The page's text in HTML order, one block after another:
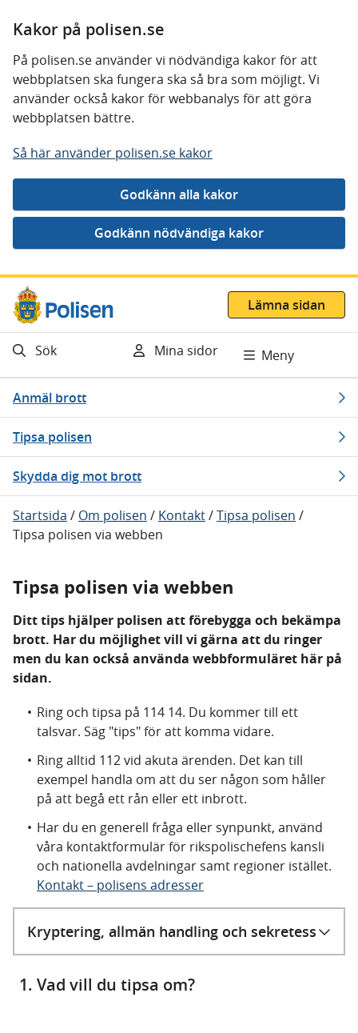
Kakor på polisen.se
På polisen.se använder vi nödvändiga kakor för att
webbplatsen ska fungera ska så bra som möjligt. Vi
använder också kakor för webbanalys för att göra
webbplatsen bättre.
Så här använder polisen.se kakor
Gå direkt till innehåll
Lämna sidan
Sök Mina sidor Meny
Anmäl brott
Tipsa polisen
Skydda dig mot brott
Startsida / Om polisen / Kontakt/Tipsa polisen /
Tipsa polisen via webben
Tipsa polisen via webben
Ditt tips hjälper polisen att förebygga och bekämpa
brott. Har du möjlighet vill vi gärna att du ringer
men du kan också använda webbformuläret här på
sidan.
Ring och tipsa på 114 14. Du kommer till ett
talsvar. Säg "tips" för att komma vidare.
Ring alltid 112 vid akuta ärenden. Det kan till
exempel handla om att du ser någon som håller
på att begå ett rån eller ett inbrott.
Har du en generell fråga eller synpunkt, använd
våra kontaktformulär för rikspolischefens kansli
och nationella avdelningar samt regioner istället.
Kontakt – polisens adresser
Kryptering, allmän handling och sekretess
1. Vad vill du tipsa om?